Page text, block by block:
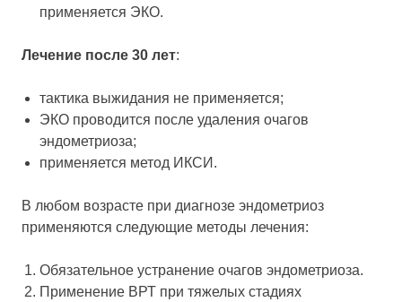
применяется ЭКО.
Лечение после 30 лет:
тактика выжидания не применяется;
ЭКО проводится после удаления очагов
эндометриоза;
применяется метод ИКСИ.
В любом возрасте при диагнозе эндометриоз
применяются следующие методы лечения:
Обязательное устранение очагов эндометриоза.
Применение ВРТ при тяжелых стадиях